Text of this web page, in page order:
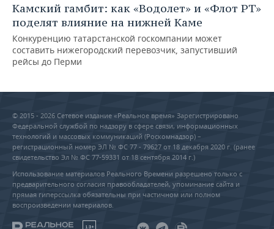
Камский гамбит: как «Водолет» и «Флот РТ»
поделят влияние на нижней Каме
Конкуренцию татарстанской госкомпании может
составить нижегородский перевозчик, запустивший
рейсы до Перми
© 2015 - 2026 Сетевое издание «Реальное время» Зарегистрировано
Федеральной службой по надзору в сфере связи, информационных
технологий и массовых коммуникаций (Роскомнадзор) –
регистрационный номер ЭЛ № ФС 77 - 79627 от 18 декабря 2020 г. (ранее
свидетельство Эл № ФС 77-59331 от 18 сентября 2014 г.)
Использование материалов Реального Времени разрешено только с
предварительного согласия правообладателей, упоминание сайта и
прямая гиперссылка обязательны при частичном или полном
воспроизведении материалов.
18+